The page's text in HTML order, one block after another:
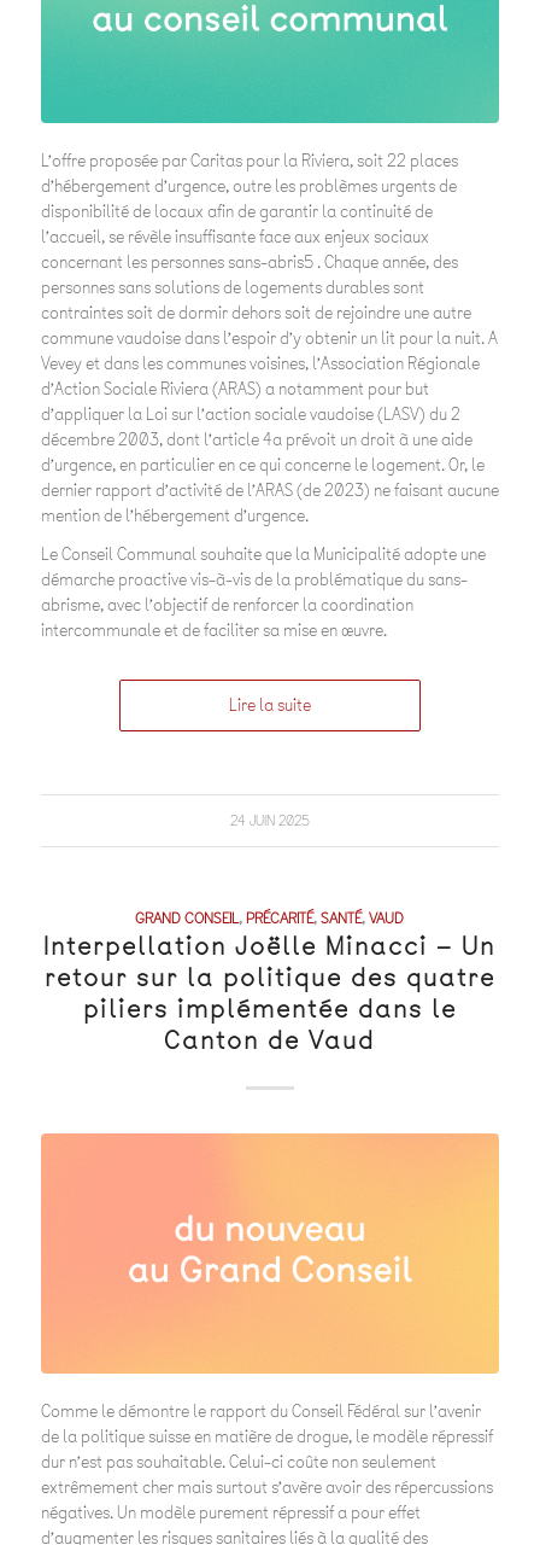
L’offre proposée par Caritas pour la Riviera, soit 22 places
d’hébergement d’urgence, outre les problèmes urgents de
disponibilité de locaux afin de garantir la continuité de
l’accueil, se révèle insuffisante face aux enjeux sociaux
concernant les personnes sans-abris5 . Chaque année, des
personnes sans solutions de logements durables sont
contraintes soit de dormir dehors soit de rejoindre une autre
commune vaudoise dans l’espoir d’y obtenir un lit pour la nuit. A
Vevey et dans les communes voisines, l’Association Régionale
d’Action Sociale Riviera (ARAS) a notamment pour but
d’appliquer la Loi sur l’action sociale vaudoise (LASV) du 2
décembre 2003, dont l’article 4a prévoit un droit à une aide
d’urgence, en particulier en ce qui concerne le logement. Or, le
dernier rapport d’activité de l’ARAS (de 2023) ne faisant aucune
mention de l’hébergement d’urgence.
Le Conseil Communal souhaite que la Municipalité adopte une
démarche proactive vis-à-vis de la problématique du sans-
abrisme, avec l’objectif de renforcer la coordination
intercommunale et de faciliter sa mise en œuvre.
Lire la suite
24 JUIN 2025
GRAND CONSEIL,PRÉCARITÉ,SANTÉ,VAUD
Interpellation Joëlle Minacci – Un
retour sur la politique des quatre
piliers implémentée dans le
Canton de Vaud
Comme le démontre le rapport du Conseil Fédéral sur l’avenir
de la politique suisse en matière de drogue, le modèle répressif
dur n’est pas souhaitable. Celui-ci coûte non seulement
extrêmement cher mais surtout s’avère avoir des répercussions
négatives. Un modèle purement répressif a pour effet
d’augmenter les risques sanitaires liés à la qualité des